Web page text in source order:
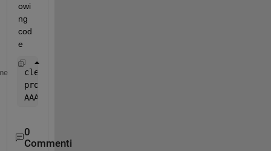
owi
ng
cod
e
clear
prod = 1; ch = 1;sub = 1;
AAA(sub,prod,ch,:) =  A;
0
Commenti